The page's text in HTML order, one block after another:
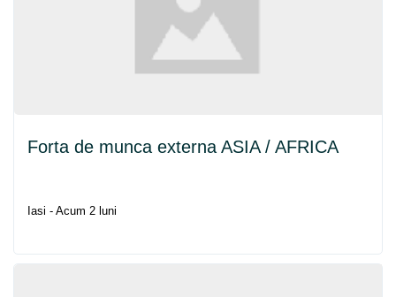
Forta de munca externa ASIA / AFRICA
Iasi - Acum 2 luni